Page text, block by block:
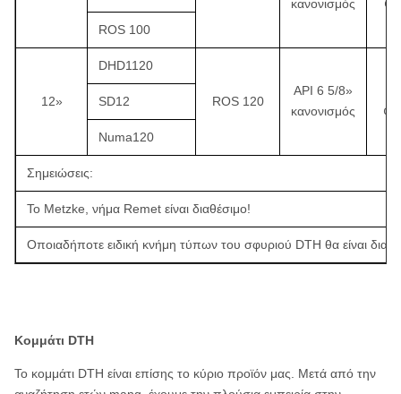
κανονισμός
ROS 100
12»
DHD1120
ROS 120
API 6 5/8»
κανονισμός
SD12
Numa120
Σημειώσεις:
Το Metzke, νήμα Remet είναι διαθέσιμο!
Οποιαδήποτε ειδική κνήμη τύπων του σφυριού DTH θα είναι
Κομμάτι DTH
Το κομμάτι DTH είναι επίσης το κύριο προϊόν μας. Μετά από την